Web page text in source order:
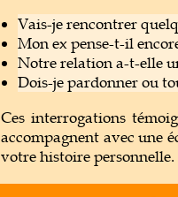
Vais-je rencontrer
Mon ex pense-t-il
Notre relation a-t-elle
Dois-je pardonner ou
Ces interrogations
accompagnent avec une
votre histoire personnelle.